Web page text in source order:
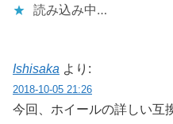
読み込み中…
Ishisaka より:
2018-10-05 21:26
今回、ホイールの詳しい互